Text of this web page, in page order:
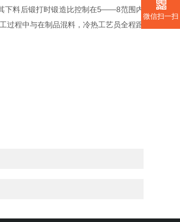
下料后锻打时锻造比控制在5——8范围内
过程中与在制品混料，冷热工艺员全程跟
微信扫一扫